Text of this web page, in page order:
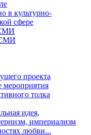
в культурно-
сфере
СМИ
проекта
толка
идея,
империализм
любви...